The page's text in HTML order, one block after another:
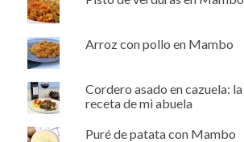
Arroz con pollo en Mambo
Cordero asado en cazuela: la
receta de mi abuela
Puré de patata con Mambo